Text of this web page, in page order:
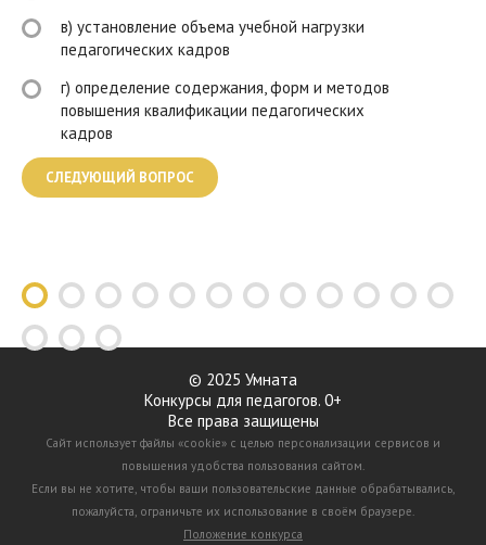
в) установление объема учебной нагрузки
педагогических кадров
г) определение содержания, форм и методов
повышения квалификации педагогических
кадров
© 2025 Умната
Конкурсы для педагогов. 0+
Все права защищены
Сайт использует файлы «cookie» с целью персонализации сервисов и
повышения удобства пользования сайтом.
Если вы не хотите, чтобы ваши пользовательские данные обрабатывались,
пожалуйста, ограничьте их использование в своём браузере.
Положение конкурса